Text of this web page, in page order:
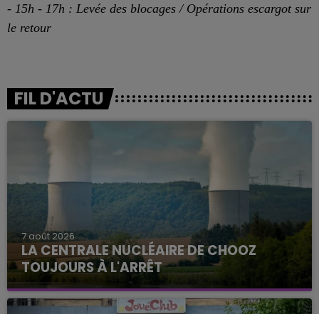
- 15h - 17h : Levée des blocages / Opérations escargot sur
le retour
FIL D'ACTU
7 août 2026
LA CENTRALE NUCLÉAIRE DE CHOOZ
TOUJOURS À L'ARRÊT
Cela fait déjà une semaine que la centrale
nucléaire ardennaise est à l'arrêt. Une situation